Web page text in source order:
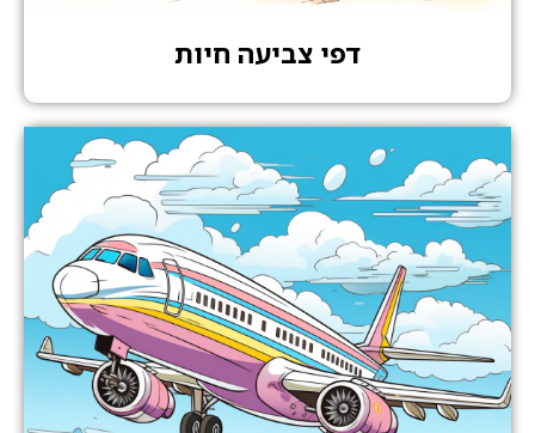
דפי צביעה חיות